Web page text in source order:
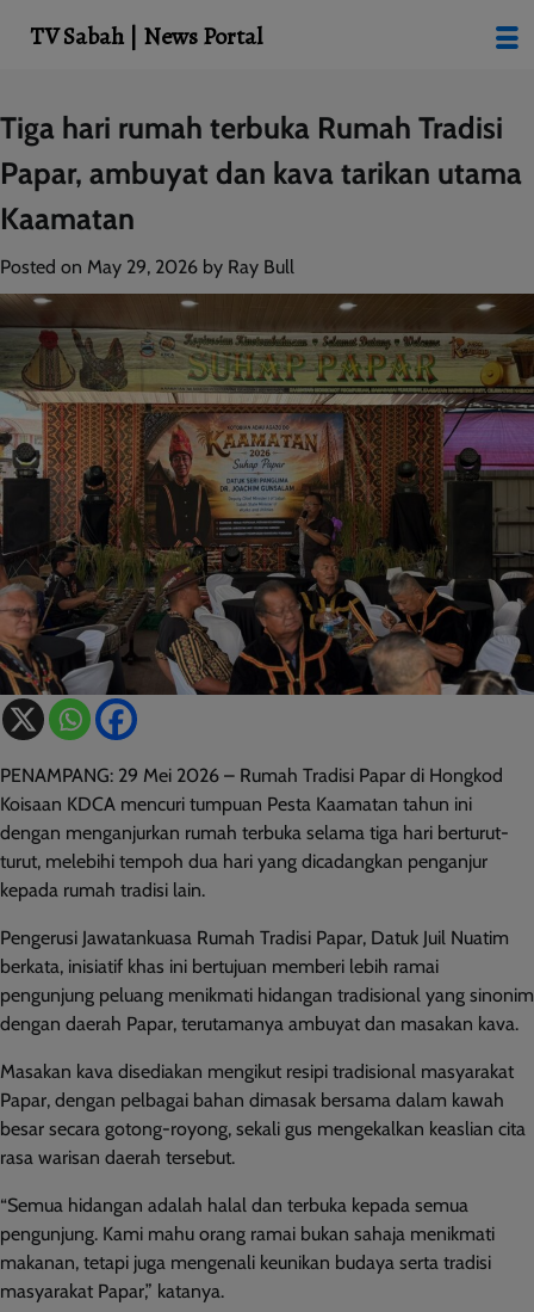
Skip
to
content
Tiga hari rumah terbuka Rumah Tradisi
Papar, ambuyat dan kava tarikan utama
Kaamatan
Posted on May 29, 2026 by Ray Bull
PENAMPANG: 29 Mei 2026 – Rumah Tradisi Papar di Hongkod
Koisaan KDCA mencuri tumpuan Pesta Kaamatan tahun ini
dengan menganjurkan rumah terbuka selama tiga hari berturut-
turut, melebihi tempoh dua hari yang dicadangkan penganjur
kepada rumah tradisi lain.
Pengerusi Jawatankuasa Rumah Tradisi Papar, Datuk Juil Nuatim
berkata, inisiatif khas ini bertujuan memberi lebih ramai
pengunjung peluang menikmati hidangan tradisional yang sinonim
dengan daerah Papar, terutamanya ambuyat dan masakan kava.
Masakan kava disediakan mengikut resipi tradisional masyarakat
Papar, dengan pelbagai bahan dimasak bersama dalam kawah
besar secara gotong-royong, sekali gus mengekalkan keaslian cita
rasa warisan daerah tersebut.
“Semua hidangan adalah halal dan terbuka kepada semua
pengunjung. Kami mahu orang ramai bukan sahaja menikmati
makanan, tetapi juga mengenali keunikan budaya serta tradisi
masyarakat Papar,” katanya.
TV Sabah | News Portal